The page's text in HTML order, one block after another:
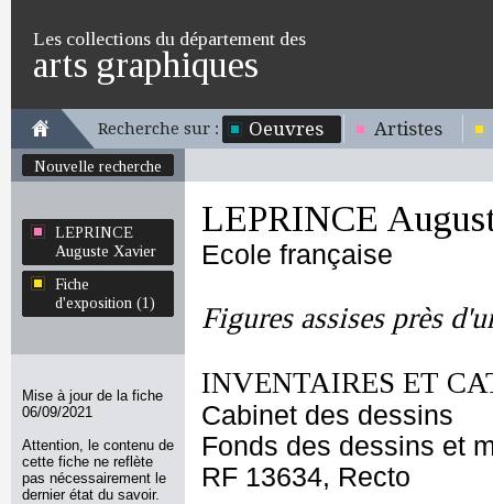
Les collections du département des
arts graphiques
Recherche sur : Oeuvres Artistes
Nouvelle recherche
LEPRINCE
Auguste Xavier
Fiche
d'exposition (1)
Mise à jour de la fiche
06/09/2021
Attention, le contenu de
cette fiche ne reflète
pas nécessairement le
dernier état du savoir.
LEPRINCE
Ecole française
Figures assises près
INVENTAIRES ET
Cabinet des dessins
Fonds des dessins et
RF 13634, Recto